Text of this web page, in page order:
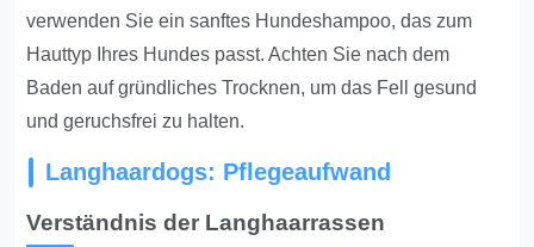
verwenden Sie ein sanftes Hundeshampoo, das zum
Hauttyp Ihres Hundes passt. Achten Sie nach dem
Baden auf gründliches Trocknen, um das Fell gesund
und geruchsfrei zu halten.
Langhaardogs: Pflegeaufwand
Verständnis der Langhaarrassen